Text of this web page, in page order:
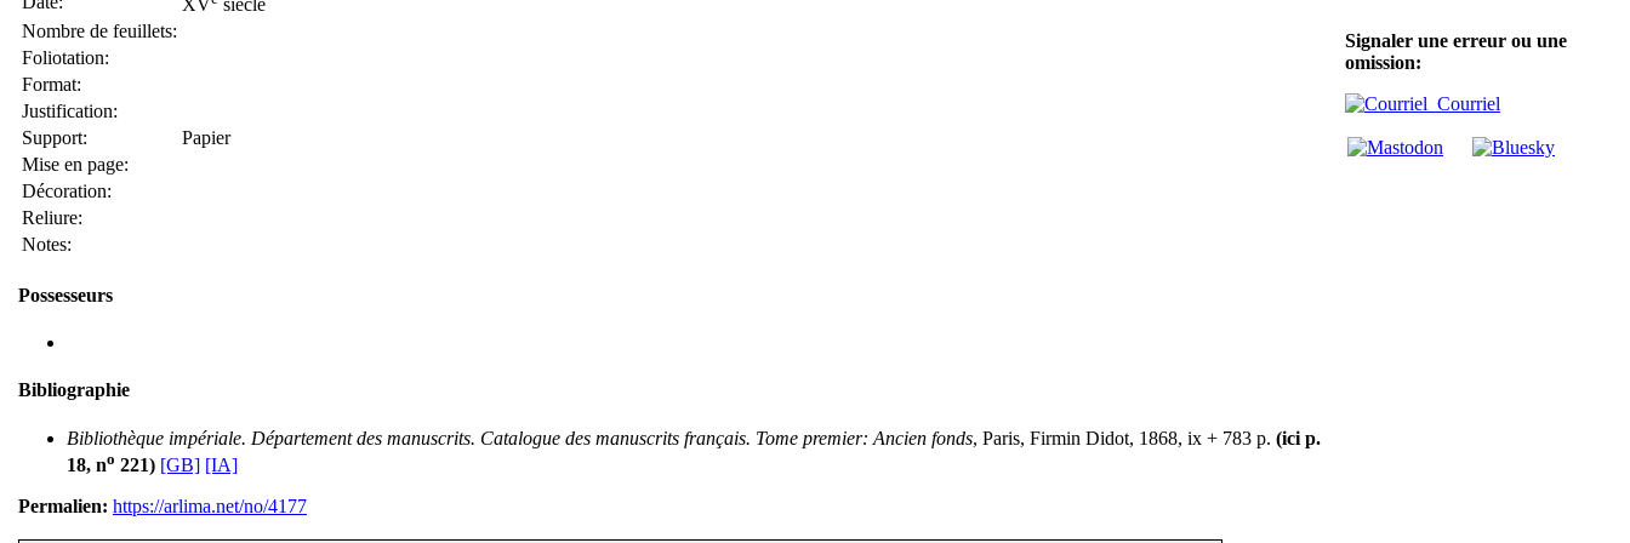
XV siècle
Nombre de feuillets:
Foliotation:
Format:
Justification:
Support:
Papier
Mise en page:
Décoration:
Reliure:
Notes:
Possesseurs
Bibliographie
Bibliothèque impériale. Département des manuscrits. Catalogue des manuscrits français. Tome premier: Ancien fonds, Paris, Firmin Didot, 1868, ix + 783 p. (ici p.
18, no 221) [GB] [IA]
Permalien: https://arlima.net/no/4177
Signaler une erreur ou une
omission:
Courriel